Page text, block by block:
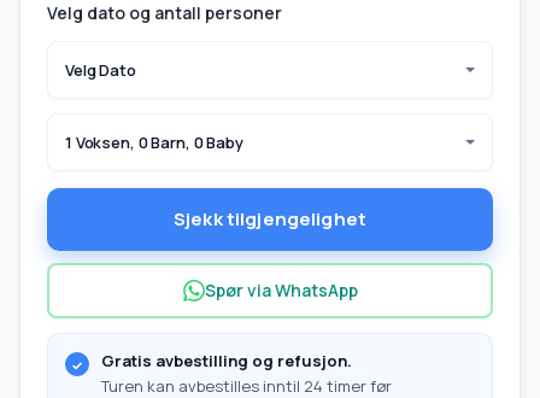
Velg dato og antall personer
Velg Dato
1 Voksen, 0 Barn, 0 Baby
Sjekk tilgjengelighet
Spør via WhatsApp
Gratis avbestilling og refusjon.
Turen kan avbestilles inntil 24 timer før